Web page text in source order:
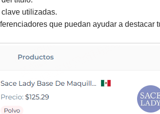
utilizadas.
que puedan ayudar a